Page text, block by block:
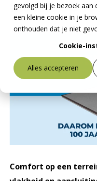
gevolgd bij je bezoek aan
een kleine cookie in je
onthouden dat je niet
Cookie-
Alles accepteren
Downloads
Werken bij
Over ons
Over De Meteoor
Over Stelcon®
Over Railcon®
Over Divicon®
Medewerkers
Contact
Contact Stelcon®
Contact Railcon®
Contact Divicon®
Openingstijden
maakt op
Comfort op een